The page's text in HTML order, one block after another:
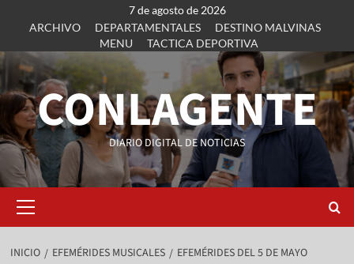
7 de agosto de 2026
ARCHIVO
DEPARTAMENTALES
DESTINO MALVINAS
MENU
TACTICA DEPORTIVA
CONLAGENTE
DIARIO DIGITAL DE NOTICIAS
INICIO EFEMÉRIDES MUSICALES EFEMÉRIDES DEL 5 DE MAYO